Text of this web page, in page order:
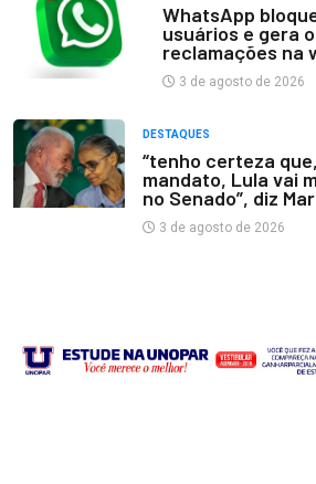
WhatsApp
usuários e gera
reclamações na
3 de agosto de 2026
DESTAQUES
“tenho certeza
mandato, Lula vai
no Senado”, diz
3 de agosto de 2026